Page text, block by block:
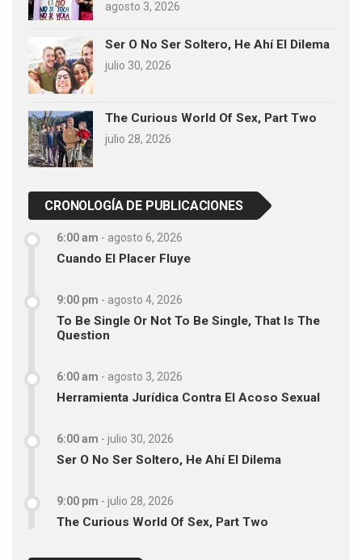
agosto 3, 2026
Ser O No Ser Soltero, He Ahí El Dilema
julio 30, 2026
The Curious World Of Sex, Part Two
julio 28, 2026
CRONOLOGÍA DE PUBLICACIONES
6:00 am - agosto 6, 2026
Cuando El Placer Fluye
9:00 pm - agosto 4, 2026
To Be Single Or Not To Be Single, That Is The
Question
6:00 am - agosto 3, 2026
Herramienta Jurídica Contra El Acoso Sexual
6:00 am - julio 30, 2026
Ser O No Ser Soltero, He Ahí El Dilema
9:00 pm - julio 28, 2026
The Curious World Of Sex, Part Two